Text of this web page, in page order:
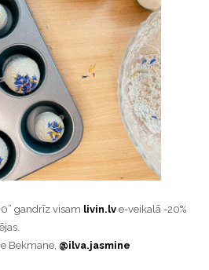
gandrīz visam livin.lve-veikalā -20%
Bekmane, @ilva.jasmine